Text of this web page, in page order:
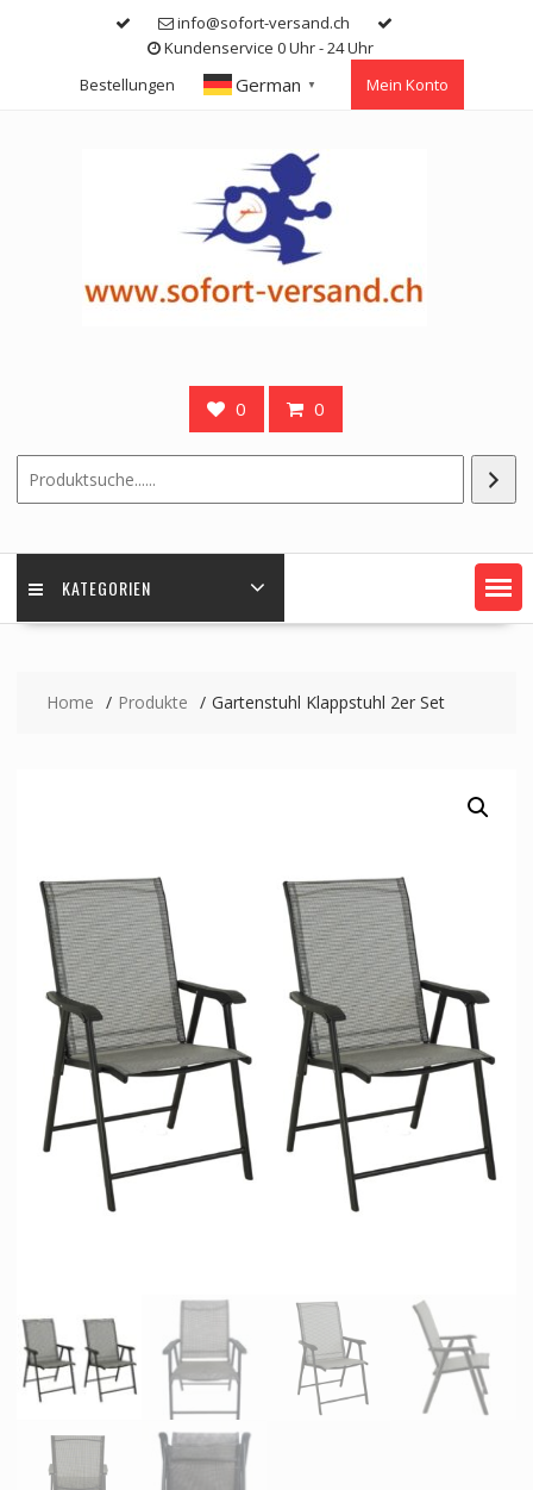
info@sofort-versand.ch
Kundenservice 0 Uhr - 24 Uhr
Bestellungen
German ▼ Mein Konto
0 0
KATEGORIEN
Home Produkte Gartenstuhl Klappstuhl 2er Set